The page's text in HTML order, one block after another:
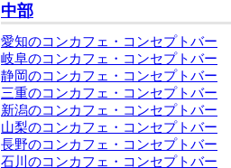
中部
愛知のコンカフェ・コンセプトバー
岐阜のコンカフェ・コンセプトバー
静岡のコンカフェ・コンセプトバー
三重のコンカフェ・コンセプトバー
新潟のコンカフェ・コンセプトバー
山梨のコンカフェ・コンセプトバー
長野のコンカフェ・コンセプトバー
石川のコンカフェ・コンセプトバー